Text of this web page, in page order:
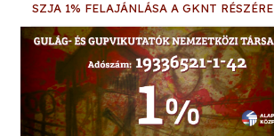
SZJA 1% FELAJÁNLÁSA A GKNT RÉSZÉRE